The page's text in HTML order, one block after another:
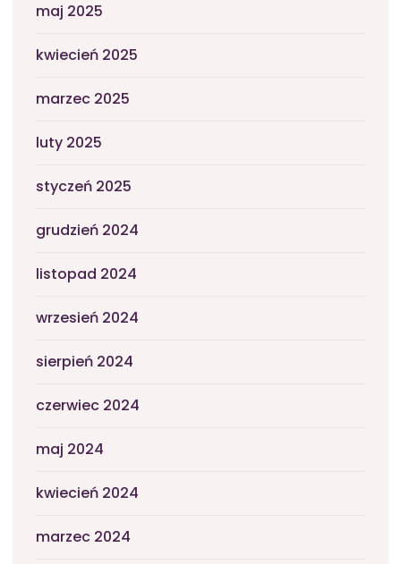
maj 2025
kwiecień 2025
marzec 2025
luty 2025
styczeń 2025
grudzień 2024
listopad 2024
wrzesień 2024
sierpień 2024
czerwiec 2024
maj 2024
kwiecień 2024
marzec 2024